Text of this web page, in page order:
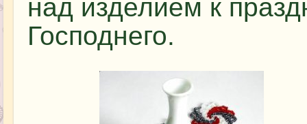
над изделием к
Господнего.